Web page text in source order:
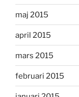
maj 2015
april 2015
mars 2015
februari 2015